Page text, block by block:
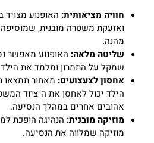
חוויה מציאותית: האופנוע
ואזעקת משטרה מובנית, שמוסיפה
מהנה.
שליטה מלאה: האופנוע מאפשר
שמקל על התמרון ומלמד את
אחסון לצעצועים: מאחור תמצאו
הילד יכול לאחסן את ה"ציוד
אהובים אחרים במהלך הנסיעה.
מוזיקה מובנית: הנהיגה הופכת
מוזיקה שמלווה את הנסיעה.